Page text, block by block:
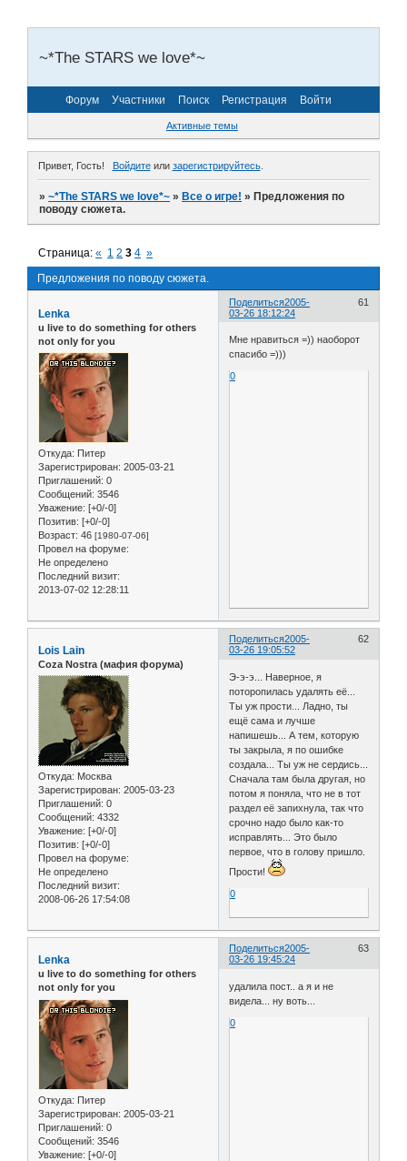
~*The STARS we love*~
Форум Участники Поиск Регистрация Войти
Активные темы
Привет, Гость! Войдитеили зарегистрируйтесь.
»~*The STARS we love*~ »Все о игре! »Предложения по
поводу сюжета.
Предложения по поводу сюжета.
Страница:« 1 2 3 4 »
Поделиться 61
2005-
03-26 18:12:24
Lenka
u live to do something for others
not only for you
Откуда: Питер
Зарегистрирован: 2005-03-21
Приглашений: 0
Сообщений: 3546
Уважение: [+0/-0]
Позитив: [+0/-0]
Возраст: 46 [1980-07-06]
Провел на форуме:
Не определено
Последний визит:
2013-07-02 12:28:11
Мне нравиться =)) наоборот
спасибо =)))
0
Поделиться 62
2005-
03-26 19:05:52
Lois Lain
Coza Nostra (мафия форума)
Откуда: Москва
Зарегистрирован: 2005-03-23
Приглашений: 0
Сообщений: 4332
Уважение: [+0/-0]
Позитив: [+0/-0]
Провел на форуме:
Не определено
Последний визит:
2008-06-26 17:54:08
Э-э-э... Наверное, я
поторопилась удалять её...
Ты уж прости... Ладно, ты
ещё сама и лучше
напишешь... А тем, которую
ты закрыла, я по ошибке
создала... Ты уж не сердись...
Сначала там была другая, но
потом я поняла, что не в тот
раздел её запихнула, так что
срочно надо было как-то
исправлять... Это было
первое, что в голову пришло.
Прости!
0
Поделиться 63
2005-
03-26 19:45:24
Lenka
u live to do something for others
not only for you
Откуда: Питер
Зарегистрирован: 2005-03-21
Приглашений: 0
Сообщений: 3546
Уважение: [+0/-0]
удалила пост.. а я и не
видела... ну воть...
0